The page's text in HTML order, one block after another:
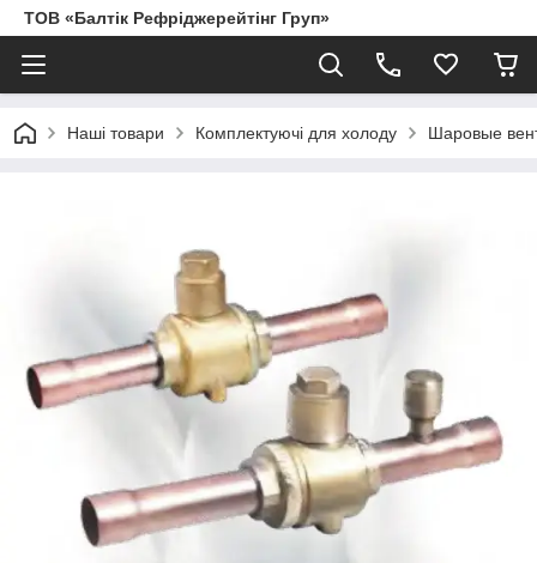
ТОВ «Балтік Рефріджерейтінг Груп»
Наші товари Комплектуючі для холоду Шаровые